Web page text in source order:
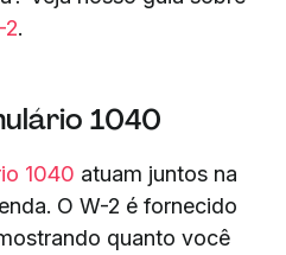
2.
1040
1040 atuam juntos na
O W-2 é fornecido
quanto você